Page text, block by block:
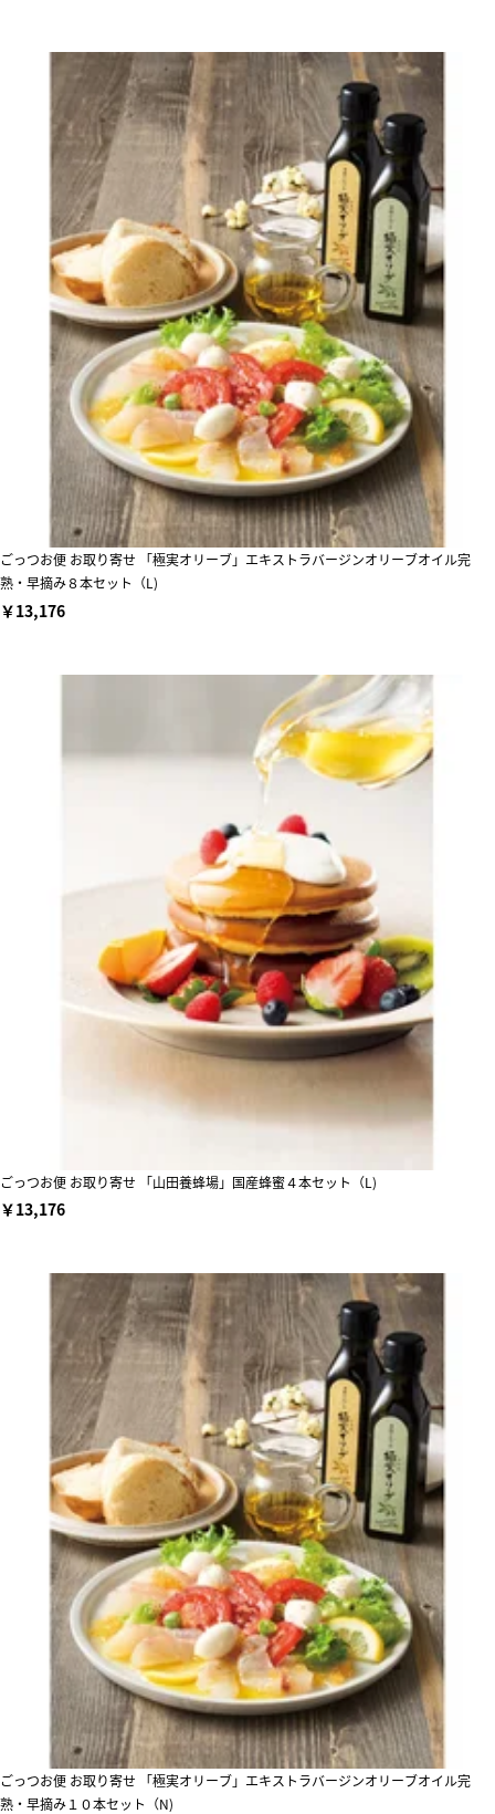
ごっつお便 お取り寄せ 「極実オリーブ」エキストラバージンオリーブオイル完
熟・早摘み８本セット（L)
￥13,176
ごっつお便 お取り寄せ 「山田養蜂場」国産蜂蜜４本セット（L)
￥13,176
ごっつお便 お取り寄せ 「極実オリーブ」エキストラバージンオリーブオイル完
熟・早摘み１０本セット（N)